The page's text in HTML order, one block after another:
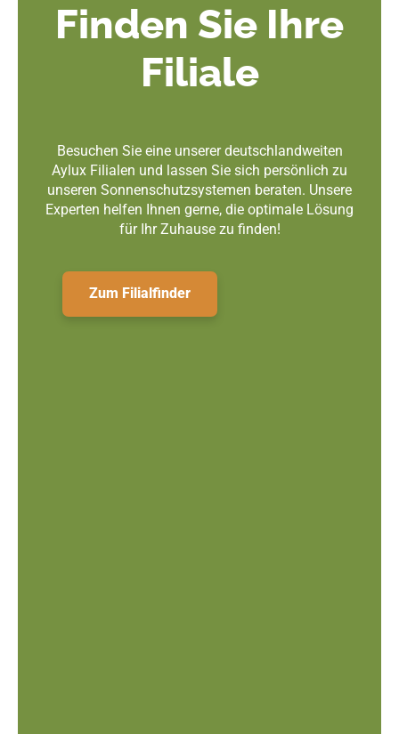
Finden Sie Ihre
Filiale
Besuchen Sie eine unserer deutschlandweiten
Aylux Filialen und lassen Sie sich persönlich zu
unseren Sonnenschutzsystemen beraten. Unsere
Experten helfen Ihnen gerne, die optimale Lösung
für Ihr Zuhause zu finden!
Zum Filialfinder